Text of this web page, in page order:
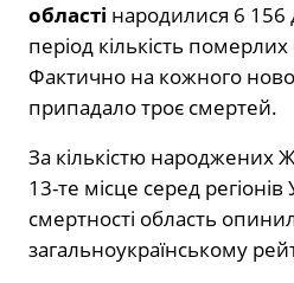
області народилися 6 156
період кількість
Фактично на кожного
припадало троє смертей.
За кількістю народжених
13-те місце серед
смертності область
загальноукраїнському